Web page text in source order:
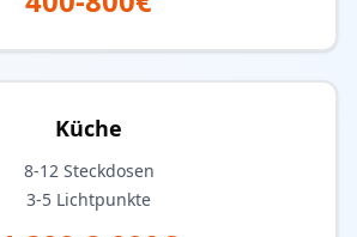
Küche
8-12Steckdosen
3-5 Lichtpunkte